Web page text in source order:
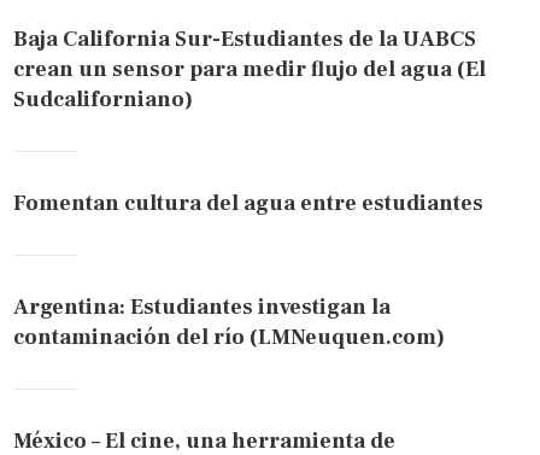
Baja California Sur-Estudiantes de la UABCS
crean un sensor para medir flujo del agua (El
Sudcaliforniano)
Fomentan cultura del agua entre estudiantes
Argentina: Estudiantes investigan la
contaminación del río (LMNeuquen.com)
México – El cine, una herramienta de